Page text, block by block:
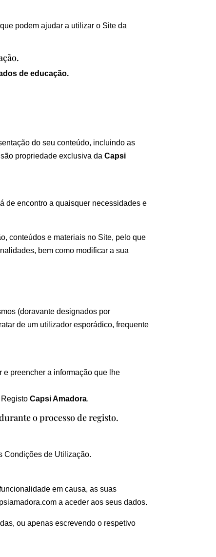
podem ajudar a utilizar o Site da
de educação.
do seu conteúdo, incluindo as
propriedade exclusiva daCapsi
de encontro a quaisquer necessidades e
conteúdos e materiais no Site, pelo que
bem como modificar a sua
(doravante designados por
de um utilizador esporádico, frequente
preencher a informação que lhe
RegistoCapsi Amadora.
o processo de registo.
Condições de Utilização.
em causa, as suas
a aceder aos seus dados.
ou apenas escrevendo o respetivo